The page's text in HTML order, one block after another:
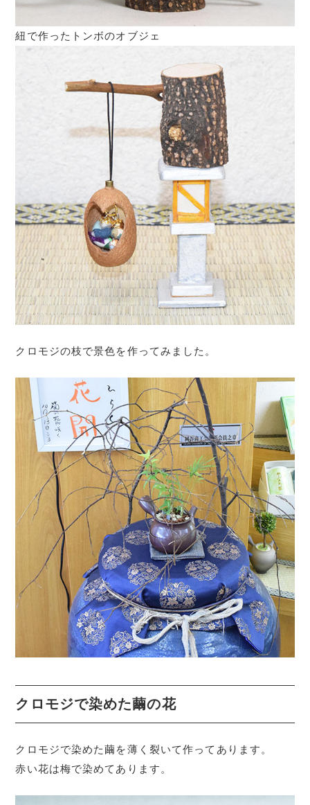
紐で作ったトンボのオブジェ
クロモジの枝で景色を作ってみました。
クロモジで染めた繭の花
クロモジで染めた繭を薄く裂いて作ってあります。
赤い花は梅で染めてあります。